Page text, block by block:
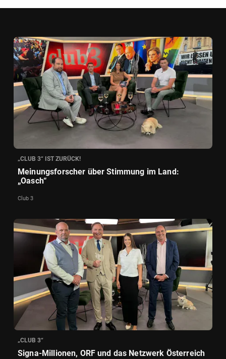
„CLUB 3“ IST ZURÜCK!
Meinungsforscher über Stimmung im Land:
„Oasch“
Club 3
„CLUB 3“
Signa-Millionen, ORF und das Netzwerk Österreich